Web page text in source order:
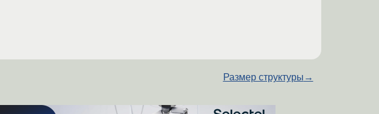
Размер структуры →